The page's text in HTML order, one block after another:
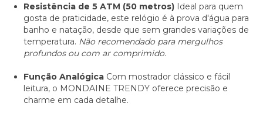
Resistência de 5 ATM (50 metros) Ideal para quem
gosta de praticidade, este relógio é à prova d'água para
banho e natação, desde que sem grandes variações de
temperatura. Não recomendado para mergulhos
profundos ou com ar comprimido.
Função Analógica Com mostrador clássico e fácil
leitura, o MONDAINE TRENDY oferece precisão e
charme em cada detalhe.